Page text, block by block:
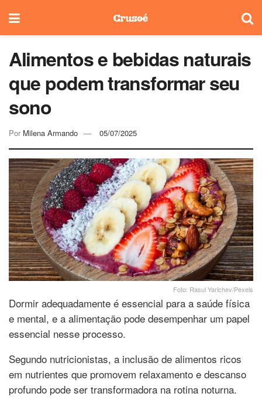
Alimentos e bebidas naturais
que podem transformar seu
sono
Por Milena Armando 05/07/2025
Foto: Rasul Yarichev/Pexels
Dormir adequadamente é essencial para a saúde física
e mental, e a alimentação pode desempenhar um papel
essencial nesse processo.
Segundo nutricionistas, a inclusão de alimentos ricos
em nutrientes que promovem relaxamento e descanso
profundo pode ser transformadora na rotina noturna.